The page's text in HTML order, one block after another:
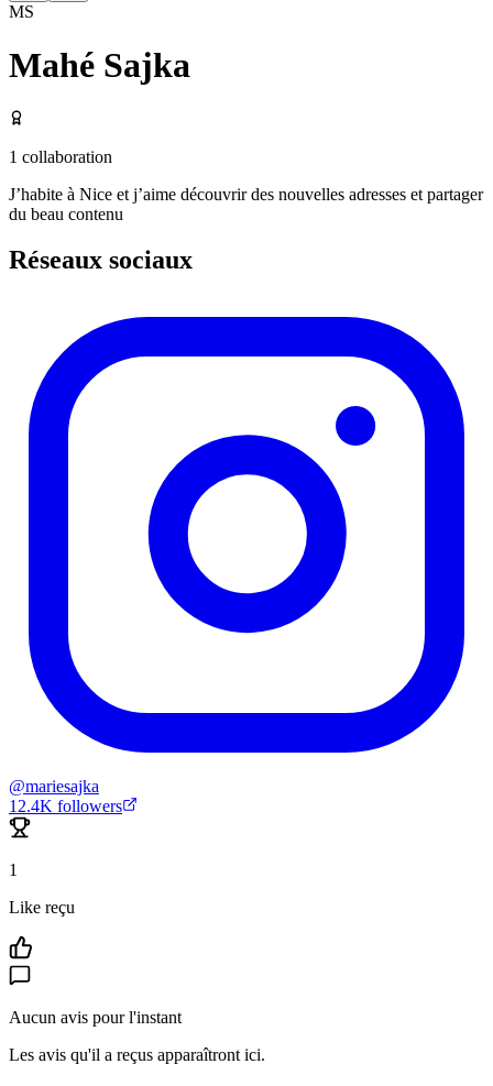
MS
Mahé Sajka
1 collaboration
J’habite à Nice et j’aime découvrir des nouvelles adresses et partager
du beau contenu
Réseaux sociaux
@mariesajka
12.4K followers
1
Like reçu
Aucun avis pour l'instant
Les avis qu'il a reçus apparaîtront ici.